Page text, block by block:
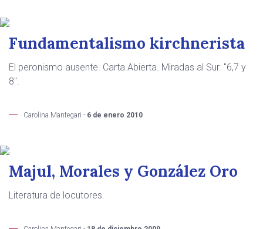
Fundamentalismo kirchnerista
El peronismo ausente. Carta Abierta. Miradas al Sur. "6,7 y
8".
Carolina Mantegari - 6 de enero 2010
Majul, Morales y González Oro
Literatura de locutores.